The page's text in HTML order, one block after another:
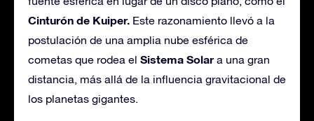
Cinturón de Kuiper. Este razonamiento llevó a la
postulación de una amplia nube esférica de
cometas que rodea el Sistema Solara una gran
distancia, más allá de la influencia gravitacional de
los planetas gigantes.